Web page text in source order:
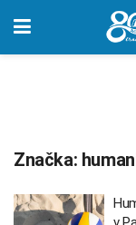
Značka: